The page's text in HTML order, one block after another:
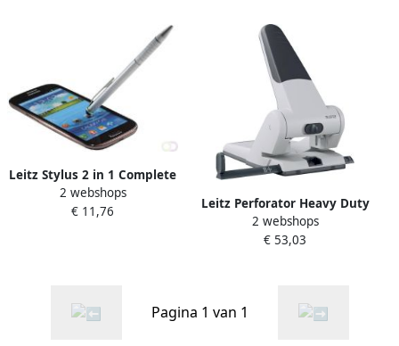
Leitz Stylus 2 in 1 Complete
zilver
2 webshops
€ 11,76
Leitz Perforator Heavy Duty
5180 2-gaats 65vel zilver
2 webshops
€ 53,03
Pagina 1 van 1